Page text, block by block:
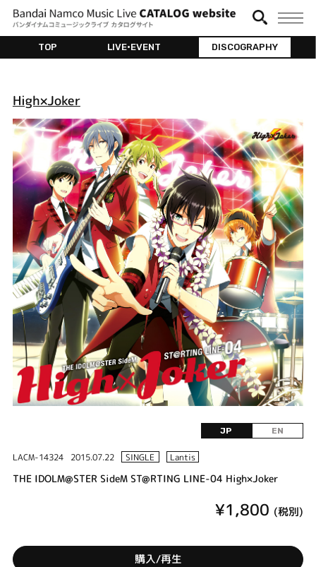
TOP LIVE•EVENT DISCOGRAPHY
High×Joker
JP EN
LACM-14324 2015.07.22 SINGLE Lantis
THE IDOLM@STER SideM ST@RTING LINE-04 High×Joker
¥1,800 (税別)
購入/再生